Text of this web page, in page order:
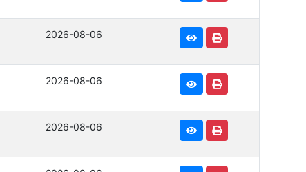
2026-08-06
2026-08-06
2026-08-06